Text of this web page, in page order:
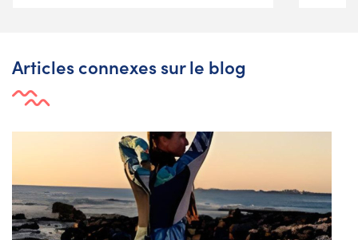
Articles connexes sur le blog